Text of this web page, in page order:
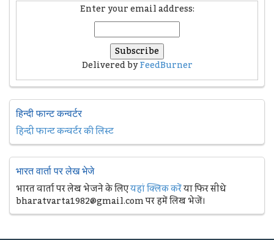
Enter your email address:
Delivered byFeedBurner
हिन्दी फान्ट कन्वर्टर
हिन्दी फान्ट कन्वर्टर की लिस्ट
भारत वार्ता पर लेख भेजे
भारत वार्ता पर लेख भेजने के लिएयहां क्लिक करेंया फिर सीधे
bharatvarta1982@gmail.com पर हमें लिख भेजें।